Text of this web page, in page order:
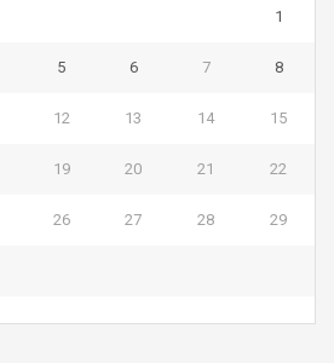
1
5 6 7 8
12 13 14 15
19 20 21 22
26 27 28 29